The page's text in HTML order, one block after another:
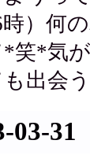
時）何
*笑*気
も出会
03-